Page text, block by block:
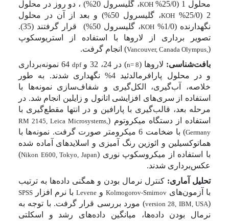
محلول 1 (25/0% KOH، گلیسرول
20%) ، دو روز در محلول
2 (25/0%
KOH
، گلیسرول 50%) و بعد از آن در محلول
نگهدارنده (1/0%
KOH، گلیسرول 50%)
قرار گرفتند (35).
تصویر برداری از لاروها با استفاده از استریوسکوپ
(
Olympus,
Vancouver, Canada) انجام گرفت.
بافت‌شناسی: لاروها (n= 8) در 24، 32 و dpf
64 نمونه‌برداری
و در محلول پارافرمالدئید 4% نگهداری شدند. به طور
خلاصه، آب‌گیری، الکل‌گیری و شفاف‌سازی نمونه‌ها با
استفاده از سری‌های افزایشی اتانول و زایلین انجام شد. در
مرحله بعد، قالب‌گیری با پارافین و در انتها مقطع‌گیری با
استفاده از دستگاه میکروتوم (RM 2145, Leica Microsystems,
Germany
) با ضخامت 6 میکرومتر
صورت گرفت. نمونه‌ها با
هماتوکسیلین و ائوزین رنگ آمیزی و اسلایدهای آماده شده
با استفاده از میکروسکوپ نوری (Nikon E600, Tokyo, Japan
)
عکس‌برداری شدند.
تحلیل آماری: کنترل نرمال بودن و همگنی داده‌ها به ترتیب
با آزمون‌های Kolmogorov-Smirnov و Levene با نرم افزار SPSS
(
version 28, IBM, USA) مورد بررسی قرار گرفت. با توجه به
نرمال بودن داده‌ها، میانگین داده‌های رشد و اسکلتی